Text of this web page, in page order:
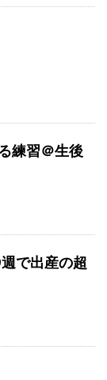
練習＠生後
で出産の超